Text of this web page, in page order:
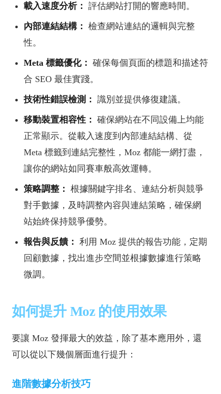
載入速度分析： 評估網站打開的響應時間。
內部連結結構： 檢查網站連結的邏輯與完整
性。
Meta 標籤優化： 確保每個頁面的標題和描述符
合 SEO 最佳實踐。
技術性錯誤檢測： 識別並提供修復建議。
移動裝置相容性： 確保網站在不同設備上均能
正常顯示。從載入速度到內部連結結構、從
Meta 標籤到連結完整性，Moz 都能一網打盡，
讓你的網站如同賽車般高效運轉。
策略調整： 根據關鍵字排名、連結分析與競爭
對手數據，及時調整內容與連結策略，確保網
站始終保持競爭優勢。
報告與反饋： 利用 Moz 提供的報告功能，定期
回顧數據，找出進步空間並根據數據進行策略
微調。
如何提升 Moz 的使用效果
要讓 Moz 發揮最大的效益，除了基本應用外，還
可以從以下幾個層面進行提升：
進階數據分析技巧